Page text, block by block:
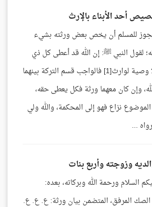
أحد الأبناء بالإرث
للمسلم أن يخص بعض ورثته بشيء
لقول النبي ﷺ: إن الله قد أعطى كل ذي
حق حقه، فلا وصية لوارث[1] فالواجب قسم التركة بينهما
وإن كان معهما ورثة فكل يعطى حقه،
نزاع فهو إلى المحكمة، والله ولي
وزوجته وأربع بنات
السلام ورحمة الله وبركاته، بعده:
المرفق، المتضمن بيان ورثة: ع. ع. ع.